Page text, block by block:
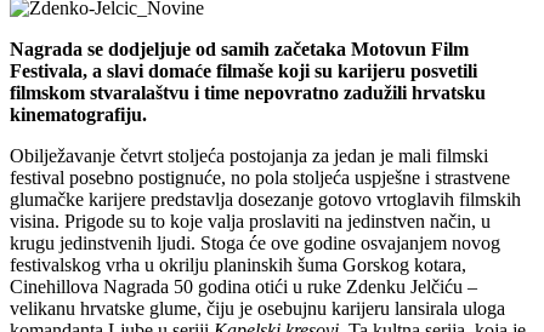
Nagrada se dodjeljuje od samih začetaka Motovun Film
Festivala, a slavi domaće filmaše koji su karijeru posvetili
filmskom stvaralaštvu i time nepovratno zadužili hrvatsku
kinematografiju.
Obilježavanje četvrt stoljeća postojanja za jedan je mali filmski
festival posebno postignuće, no pola stoljeća uspješne i strastvene
glumačke karijere predstavlja dosezanje gotovo vrtoglavih filmskih
visina. Prigode su to koje valja proslaviti na jedinstven način, u
krugu jedinstvenih ljudi. Stoga će ove godine osvajanjem novog
festivalskog vrha u okrilju planinskih šuma Gorskog kotara,
Cinehillova Nagrada 50 godina otići u ruke Zdenku Jelčiću –
velikanu hrvatske glume, čiju je osebujnu karijeru lansirala uloga